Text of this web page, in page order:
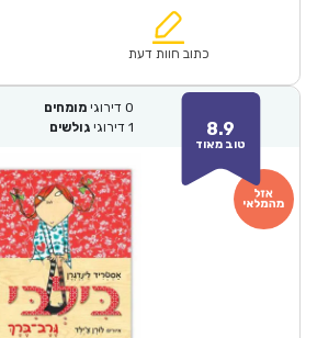
₪64.00.
הוא:
כתוב חוות דעת
8.9
טוב מאוד
0 דירוגי מומחים
1 דירוגי גולשים